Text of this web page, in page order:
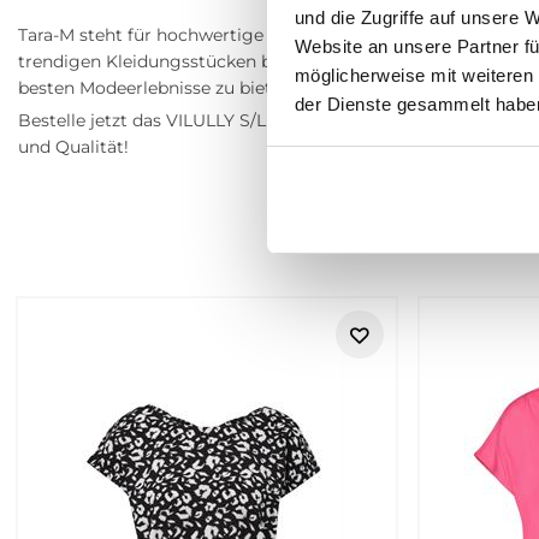
und die Zugriffe auf unsere
Website an unsere Partner
möglicherweise mit
der Dienste gesammelt
Tara-M steht für hochwertige Mode, die Stil und Komfort
trendigen Kleidungsstücken bieten wir für jede Frau das
besten Modeerlebnisse zu bieten und dich mit unseren
Bestelle jetzt das VILULLY S/L TIE TOP und erlebe die
und Qualität!
Retouren
https://www.tara-m.de/retouren/
VILA bei Tara-M – feminine
VILA steht für feminine Damenmode, die stilvoll wirkt und
Ob Bluse für den Alltag, Kleid für einen besonderen
Stilrichtung mit, die sich vielseitig kombinieren lässt. Die
nachdenken zu müssen.